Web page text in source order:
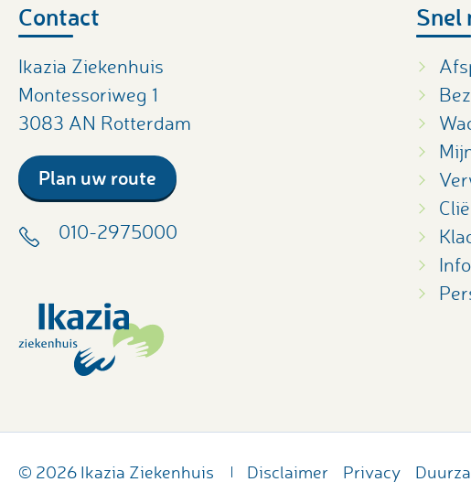
Contact
Ikazia Ziekenhuis
Montessoriweg 1
3083 AN Rotterdam
Plan uw route
010-2975000
Snel
© 2026 Ikazia Ziekenhuis Disclaimer Privacy